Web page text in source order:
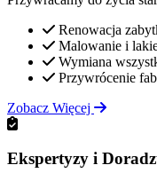
Renowacja
Malowanie i
Wymiana
Przywrócenie
Zobacz Więcej
Ekspertyzy i